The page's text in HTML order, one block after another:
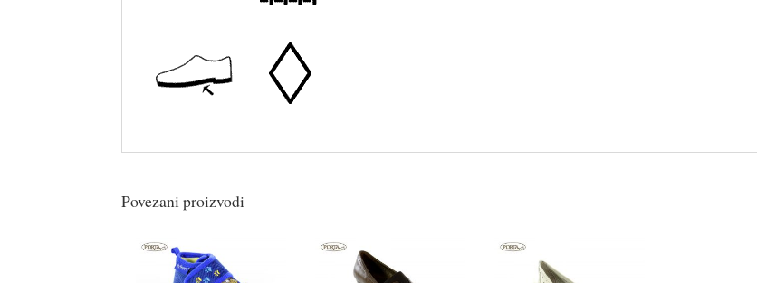
Povezani proizvodi